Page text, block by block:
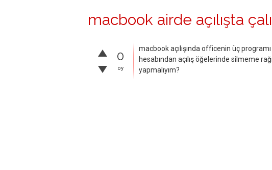
macbook airde açılışta
0
oy
macbook açılışında officenin üç programı
hesabından açılış öğelerinde silmeme
yapmalıyım?